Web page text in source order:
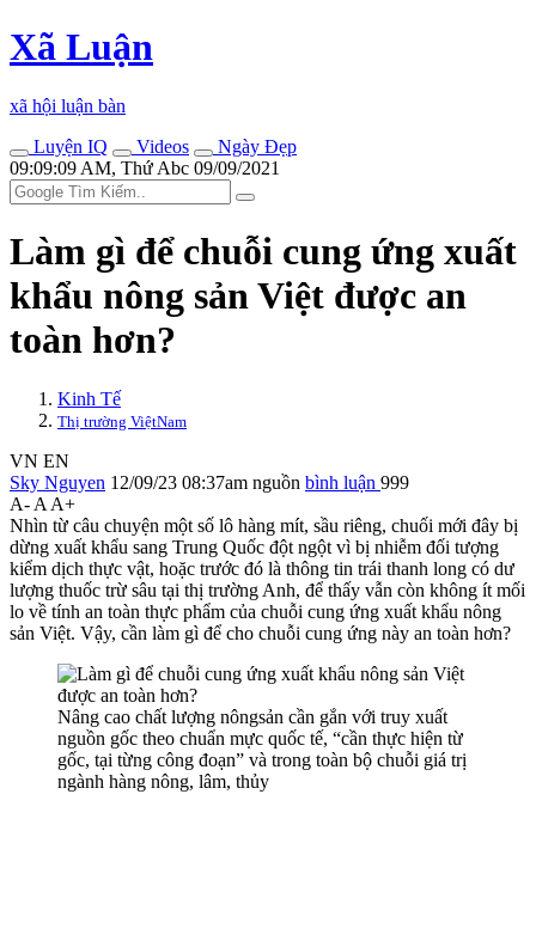
Xã Luận
xã hội luận bàn
Luyện IQ
Videos
Ngày Đẹp
09:09:09 AM, Thứ Abc 09/09/2021
Làm gì để chuỗi cung ứng xuất
khẩu nông sản Việt được an
toàn hơn?
Kinh Tế
Thị trường ViệtNam
VN EN
Sky Nguyen 12/09/23 08:37am nguồn bình luận 999
A- A A+
Nhìn từ câu chuyện một số lô hàng mít, sầu riêng, chuối mới đây bị
dừng xuất khẩu sang Trung Quốc đột ngột vì bị nhiễm đối tượng
kiểm dịch thực vật, hoặc trước đó là thông tin trái thanh long có dư
lượng thuốc trừ sâu tại thị trường Anh, để thấy vẫn còn không ít mối
lo về tính an toàn thực phẩm của chuỗi cung ứng xuất khẩu nông
sản Việt. Vậy, cần làm gì để cho chuỗi cung ứng này an toàn hơn?
Nâng cao chất lượng nôngsản cần gắn với truy xuất
nguồn gốc theo chuẩn mực quốc tế, “cần thực hiện từ
gốc, tại từng công đoạn” và trong toàn bộ chuỗi giá trị
ngành hàng nông, lâm, thủy